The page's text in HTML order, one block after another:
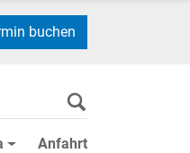
buchen
Anfahrt